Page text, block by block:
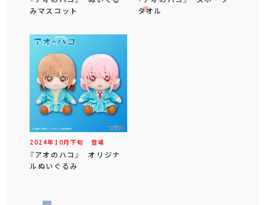
みマスコット
タオル
2024年 10月 下旬 登場
『アオのハコ』 オリジナ
ルぬいぐるみ